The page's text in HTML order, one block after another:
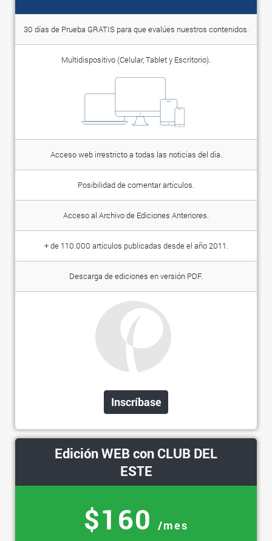
30 días de Prueba GRATIS para que evalúes nuestros contenidos.
Multidispositivo (Celular, Tablet y Escritorio).
Acceso web irrestricto a todas las noticias del día.
Posibilidad de comentar artículos.
Acceso al Archivo de Ediciones Anteriores.
+ de 110.000 artículos publicadas desde el año 2011.
Descarga de ediciones en versión PDF.
Inscríbase
Edición WEB con CLUB DEL
ESTE
$160 /mes